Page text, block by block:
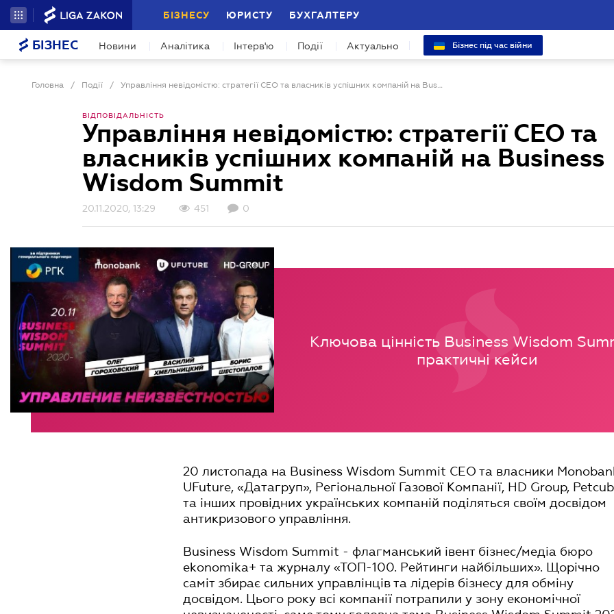
БІЗНЕСУ ЮРИСТУ БУХГАЛТЕРУ
БІЗНЕС Новини Аналітика Інтерв'ю Події Актуально Бізнес під час війни
Головна / Події / Управління невідомістю: стратегії СЕО та власників успішних компаній на Business Wisdom Summit
ВІДПОВІДАЛЬНІСТЬ
Управління невідомістю: стратегії СЕО та
власників успішних компаній на Business
Wisdom Summit
20.11.2020, 13:29 451 0
Ключова цінність Business Wisdom
практичні кейси
20 листопада на Business Wisdom Summit СЕО та власники
UFuture, «Датагруп», Регіональної Газової Компанії, HD Group,
та інших провідних українських компаній поділяться своїм досвідом
антикризового управління.
Business Wisdom Summit - флагманський івент бізнес/медіа бюро
ekonomika+ та журналу «ТОП-100. Рейтинги найбільших». Щорічно
саміт збирає сильних управлінців та лідерів бізнесу для обміну
досвідом. Цього року всі компанії потрапили у зону економічної